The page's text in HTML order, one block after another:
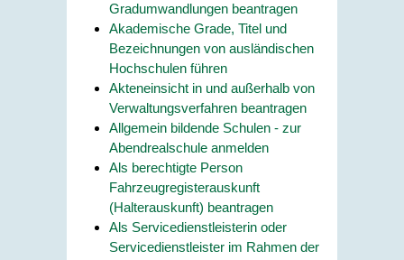
Gradumwandlungen beantragen
Akademische Grade, Titel und
Bezeichnungen von ausländischen
Hochschulen führen
Akteneinsicht in und außerhalb von
Verwaltungsverfahren beantragen
Allgemein bildende Schulen - zur
Abendrealschule anmelden
Als berechtigte Person
Fahrzeugregisterauskunft
(Halterauskunft) beantragen
Als Servicedienstleisterin oder
Servicedienstleister im Rahmen der